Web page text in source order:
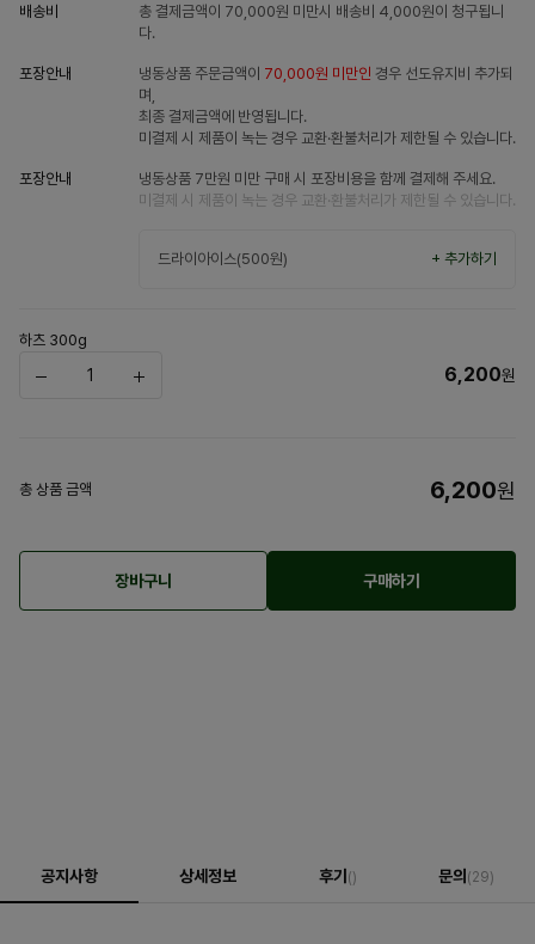
배송비
총 결제금액이 70,000원 미만시 배송비 4,000원이 청구됩니
다.
포장안내 냉동상품 주문금액이 70,000원 미만인 경우 선도유지비 추가되
며,
최종 결제금액에 반영됩니다.
미결제 시 제품이 녹는 경우 교환·환불처리가 제한될 수 있습니다.
포장안내
냉동상품 7만원 미만 구매 시 포장비용을 함께 결제해 주세요.
미결제 시 제품이 녹는 경우 교환·환불처리가 제한될 수 있습니다.
드라이아이스(500원) + 추가하기
하츠 300g
6,200원
총 상품 금액 6,200원
장바구니 구매하기
공지사항 상세정보 후기 () 문의 (29)